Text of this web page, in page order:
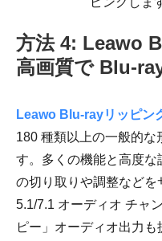
方法 4: Leawo
高画質で Blu-
Leawo Blu-rayリッピン
180 種類以上の一般的
す。多くの機能と高度
の切り取りや調整などを
5.1/7.1 オーディオ チャ
ピー」オーディオ出力